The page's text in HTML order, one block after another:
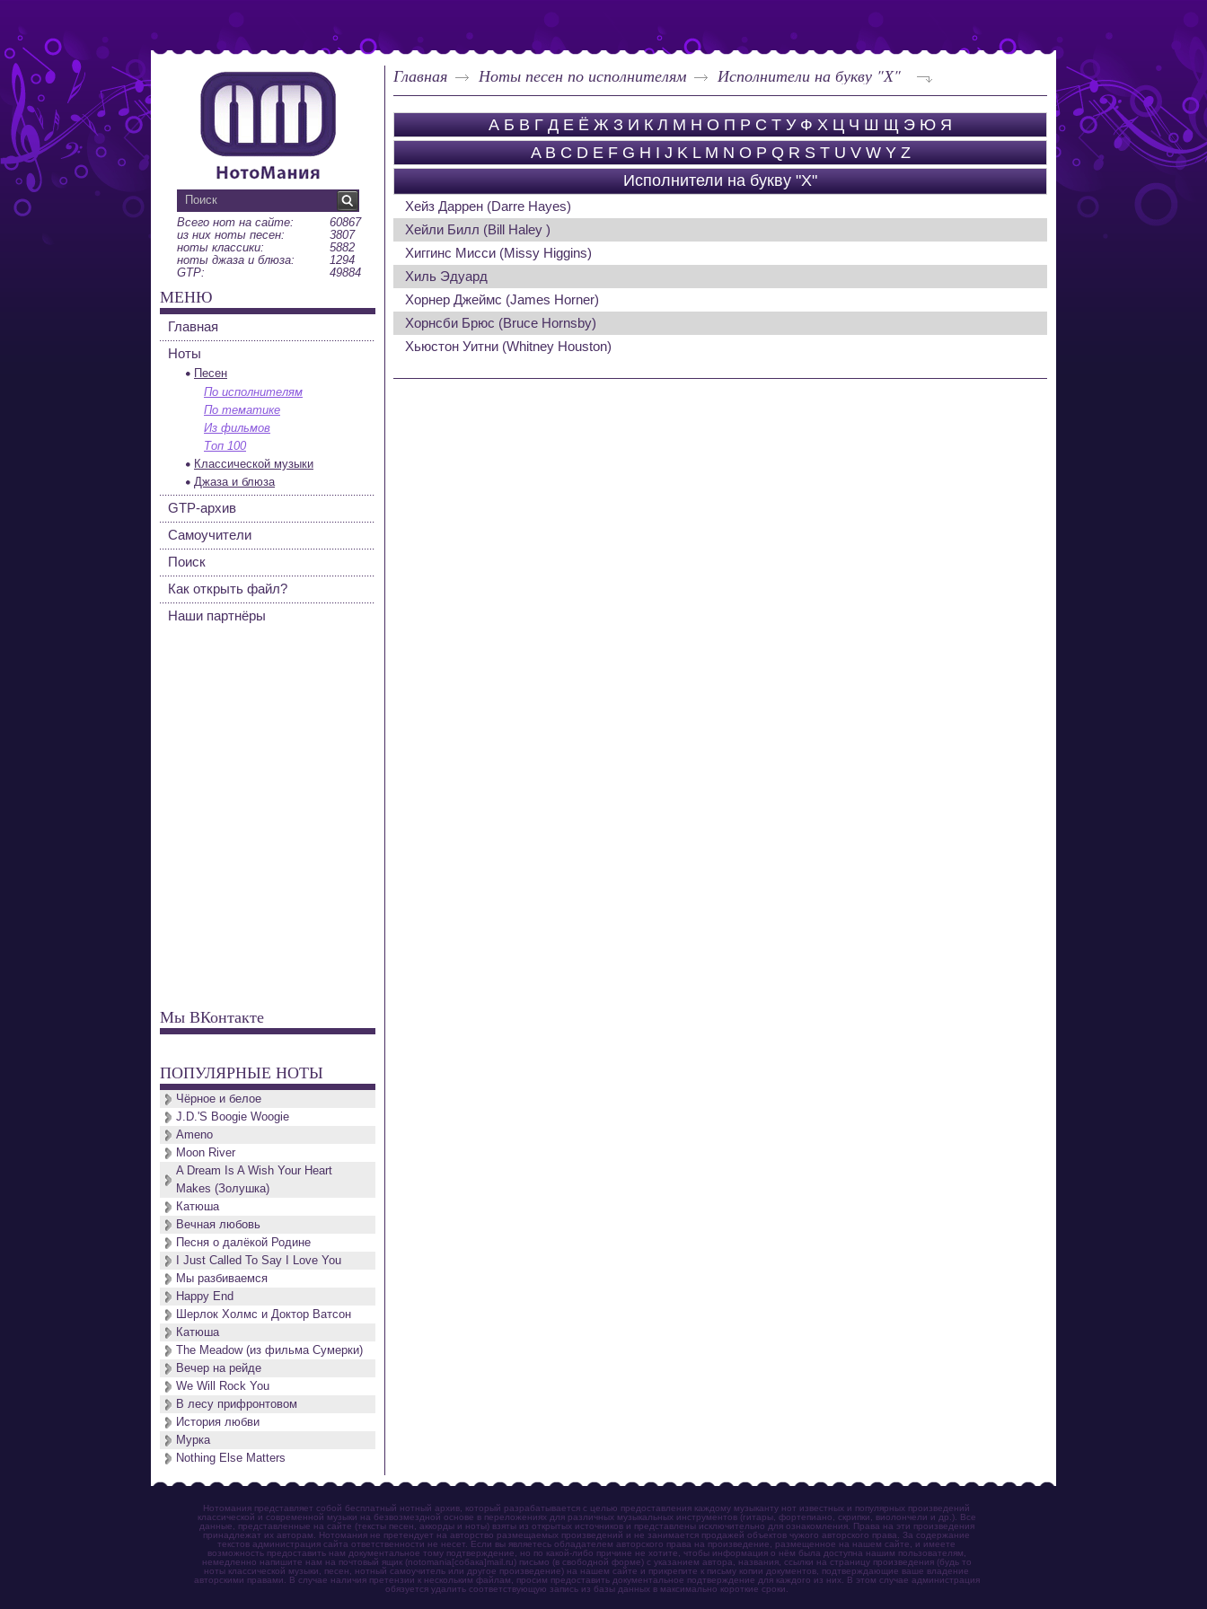
Главная Ноты песен по исполнителям Исполнители на букву "Х"
А Б В Г Д Е Ё Ж З И К Л М Н О П Р С Т У Ф Х Ц Ч Ш Щ Э Ю Я
A B C D E F G H I J K L M N O P Q R S T U V W Y Z
Исполнители на букву "Х"
Хейз Даррен (Darre Hayes)
Хейли Билл (Bill Haley )
Хиггинс Мисси (Missy Higgins)
Хиль Эдуард
Хорнер Джеймс (James Horner)
Хорнсби Брюс (Bruce Hornsby)
Хьюстон Уитни (Whitney Houston)
Всего нот на сайте:
60867
из них ноты песен:
3807
ноты классики:
5882
ноты джаза и блюза:
1294
GTP:
49884
МЕНЮ
Главная
Ноты
Песен
По исполнителям
По тематике
Из фильмов
Топ 100
Классической музыки
Джаза и блюза
GTP-архив
Самоучители
Поиск
Как открыть файл?
Наши партнёры
Мы ВКонтакте
ПОПУЛЯРНЫЕ НОТЫ
Чёрное и белое
J.D.'S Boogie Woogie
Ameno
Moon River
A Dream Is A Wish Your Heart
Makes (Золушка)
Катюша
Вечная любовь
Песня о далёкой Родине
I Just Called To Say I Love You
Мы разбиваемся
Happy End
Шерлок Холмс и Доктор Ватсон
Катюша
The Meadow (из фильма Сумерки)
Вечер на рейде
We Will Rock You
В лесу прифронтовом
История любви
Мурка
Nothing Else Matters
Нотомания представляет собой бесплатный нотный архив, который разрабатывается с целью предоставления каждому музыканту нот известных и популярных произведений
классической и современной музыки на безвозмездной основе в переложениях для различных музыкальных инструментов (гитары, фортепиано, скрипки, виолончели и др.). Все
данные, представленные на сайте (тексты песен, аккорды и ноты) взяты из открытых источников и представлены исключительно для ознакомления. Права на эти произведения
принадлежат их авторам. Нотомания не претендует на авторство размещаемых произведений и не занимается продажей объектов чужого авторского права. За содержание
текстов администрация сайта ответственности не несет. Если вы являетесь обладателем авторского права на произведение, размещенное на нашем сайте, и имеете
возможность предоставить нам документальное тому подтверждение, но по какой-либо причине не хотите, чтобы информация о нём была доступна нашим пользователям,
немедленно напишите нам на почтовый ящик (notomania[собака]mail.ru) письмо (в свободной форме) с указанием автора, названия, ссылки на страницу произведения (будь то
ноты классической музыки, песен, нотный самоучитель или другое произведение) на нашем сайте и прикрепите к письму копии документов, подтверждающие ваше владение
авторскими правами. В случае наличия претензии к нескольким файлам, просим предоставить документальное подтверждение для каждого из них. В этом случае администрация
обязуется удалить соответствующую запись из базы данных в максимально короткие сроки.